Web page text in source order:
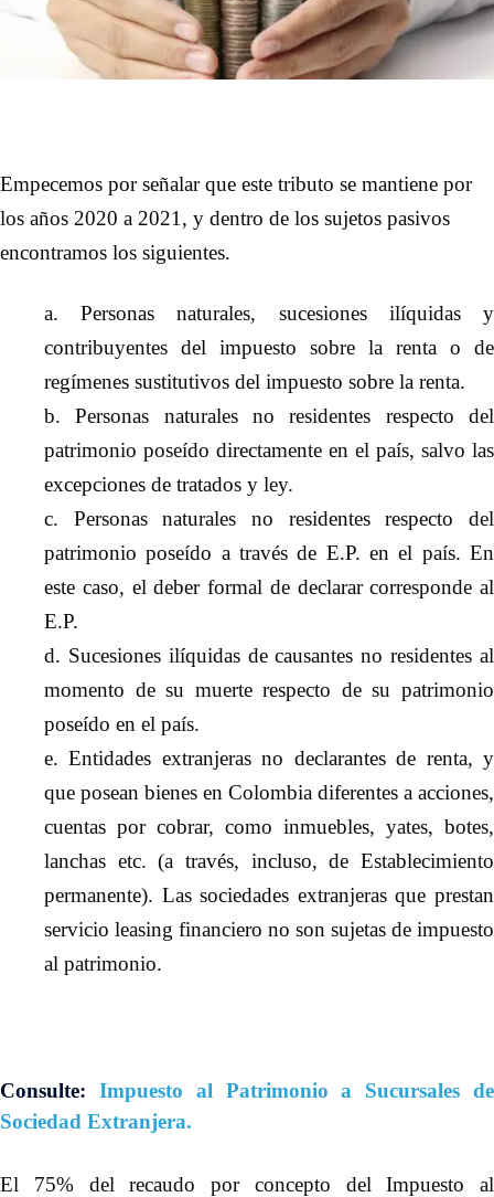
Empecemos por señalar que este tributo se mantiene por
los años 2020 a 2021, y dentro de los sujetos pasivos
encontramos los siguientes.
a. Personas naturales, sucesiones ilíquidas y
contribuyentes del impuesto sobre la renta o de
regímenes sustitutivos del impuesto sobre la renta.
b. Personas naturales no residentes respecto del
patrimonio poseído directamente en el país, salvo las
excepciones de tratados y ley.
c. Personas naturales no residentes respecto del
patrimonio poseído a través de E.P. en el país. En
este caso, el deber formal de declarar corresponde al
E.P.
d. Sucesiones ilíquidas de causantes no residentes al
momento de su muerte respecto de su patrimonio
poseído en el país.
e. Entidades extranjeras no declarantes de renta, y
que posean bienes en Colombia diferentes a acciones,
cuentas por cobrar, como inmuebles, yates, botes,
lanchas etc. (a través, incluso, de Establecimiento
permanente). Las sociedades extranjeras que prestan
servicio leasing financiero no son sujetas de impuesto
al patrimonio.
Consulte: Impuesto al Patrimonio a Sucursales de
Sociedad Extranjera.
El 75% del recaudo por concepto del Impuesto al